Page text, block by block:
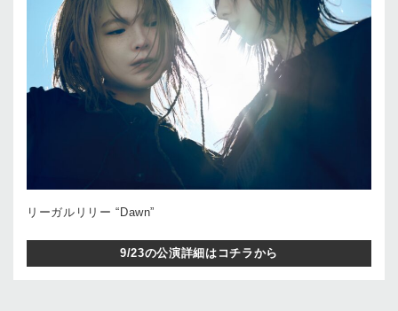
リーガルリリー “Dawn”
9/23の公演詳細はコチラから